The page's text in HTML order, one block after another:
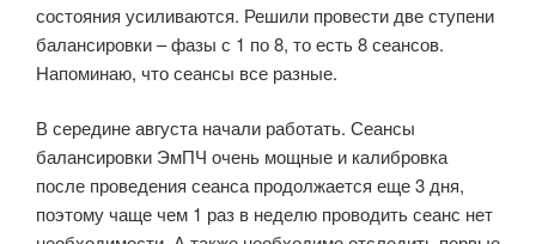
состояния усиливаются. Решили провести две ступени
балансировки – фазы с 1 по 8, то есть 8 сеансов.
Напоминаю, что сеансы все разные.
В середине августа начали работать. Сеансы
балансировки ЭмПЧ очень мощные и калибровка
после проведения сеанса продолжается еще 3 дня,
поэтому чаще чем 1 раз в неделю проводить сеанс нет